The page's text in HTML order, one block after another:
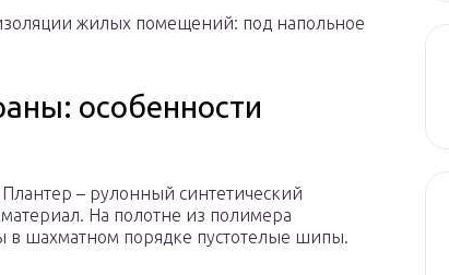
жилых помещений: под напольное
особенности
– рулонный синтетический
На полотне из полимера
в шахматном порядке пустотелые шипы.